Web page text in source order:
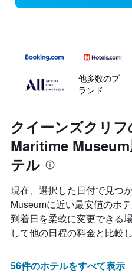
他多数のブ
ランド
クイーンズクリ
Maritime
テル
現在、選択した日付で見つ
Museumに近い最安値のホ
到着日を柔軟に変更できる
して他の日程の料金と比較
56件のホテルをすべて表示